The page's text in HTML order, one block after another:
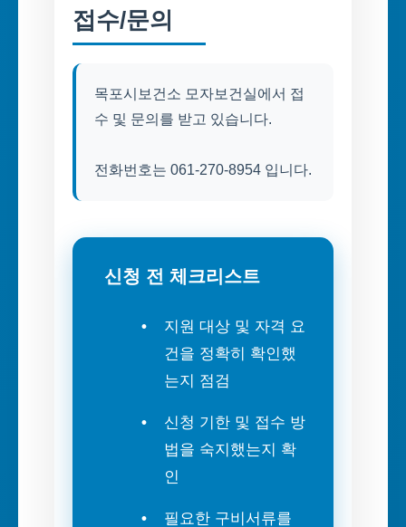
접수/문의
목포시보건소 모자보건실에서 접
수 및 문의를 받고 있습니다.
전화번호는 061-270-8954 입니다.
신청 전 체크리스트
지원 대상 및 자격 요
건을 정확히 확인했
는지 점검
신청 기한 및 접수 방
법을 숙지했는지 확
인
필요한 구비서류를